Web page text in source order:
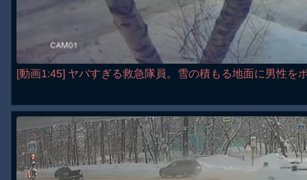
[動画1:45] ヤバすぎる救急隊員。雪の積もる地面に男性を